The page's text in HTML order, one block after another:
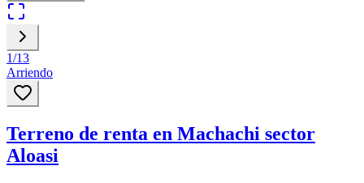
1/13
Arriendo
Terreno de renta en Machachi sector
Aloasi